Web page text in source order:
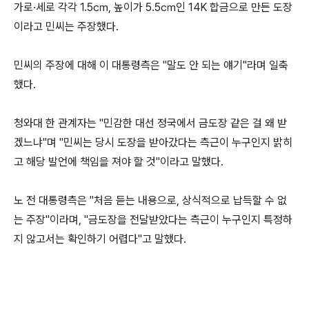
가로·세로 각각 1.5㎝, 높이가 5.5㎝인 14K 합금으로 만든 도장
이라고 민씨는 주장했다.
민씨의 주장에 대해 이 대통령측은 "말도 안 되는 얘기"라며 일축
했다.
청와대 한 관계자는 "민감한 대선 정국에서 금도장 같은 걸 왜 받
겠느냐"며 "민씨는 당시 도장을 받아갔다는 측근이 누구인지 밝히
고 해당 발언에 책임을 져야 할 것"이라고 말했다.
노 전 대통령측은 "처음 듣는 내용으로, 상식적으로 납득할 수 없
는 주장"이라며, "금도장을 전달받았다는 측근이 누구인지 특정하
지 않고서는 확인하기 어렵다"고 말했다.